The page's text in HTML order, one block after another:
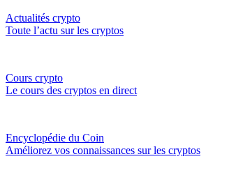
Actualités crypto
Toute l’actu sur les cryptos
Cours crypto
Le cours des cryptos en direct
Encyclopédie du Coin
Améliorez vos connaissances sur les cryptos